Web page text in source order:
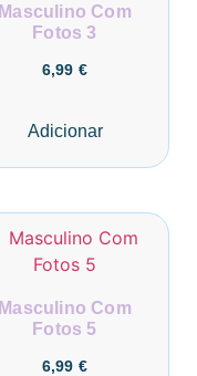
Masculino Com
Fotos 3
6,99 €
Adicionar
Masculino Com
Fotos 5
6,99 €